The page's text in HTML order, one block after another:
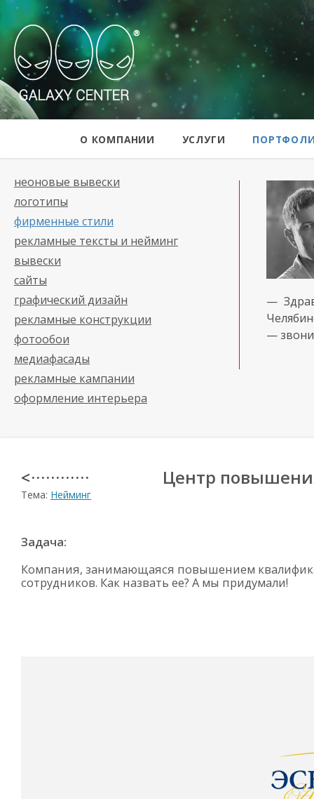
Galaxy Center
О КОМПАНИИ УСЛУГИ
неоновые вывески
логотипы
фирменные стили
рекламные тексты и нейминг
вывески
сайты
графический дизайн
рекламные конструкции
фотообои
медиафасады
рекламные кампании
оформление интерьера
—
—
< · · · · · · · · · · · · Центр
Тема: Нейминг
Задача:
Компания, занимающаяся повышением
сотрудников. Как назвать ее? А мы придумали!